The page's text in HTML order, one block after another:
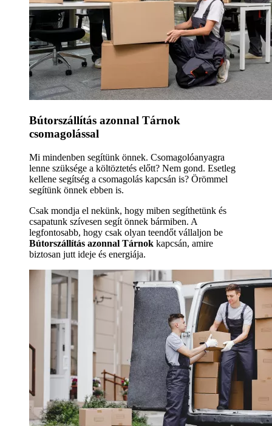
Bútorszállítás azonnal Tárnok
csomagolással
Mi mindenben segítünk önnek. Csomagolóanyagra
lenne szüksége a költöztetés előtt? Nem gond. Esetleg
kellene segítség a csomagolás kapcsán is? Örömmel
segítünk önnek ebben is.
Csak mondja el nekünk, hogy miben segíthetünk és
csapatunk szívesen segít önnek bármiben. A
legfontosabb, hogy csak olyan teendőt vállaljon be
Bútorszállítás azonnal Tárnok kapcsán, amire
biztosan jutt ideje és energiája.